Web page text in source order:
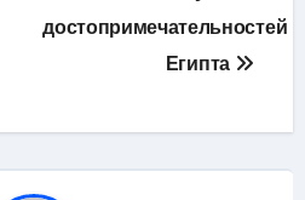
достопримечательностей
Египта